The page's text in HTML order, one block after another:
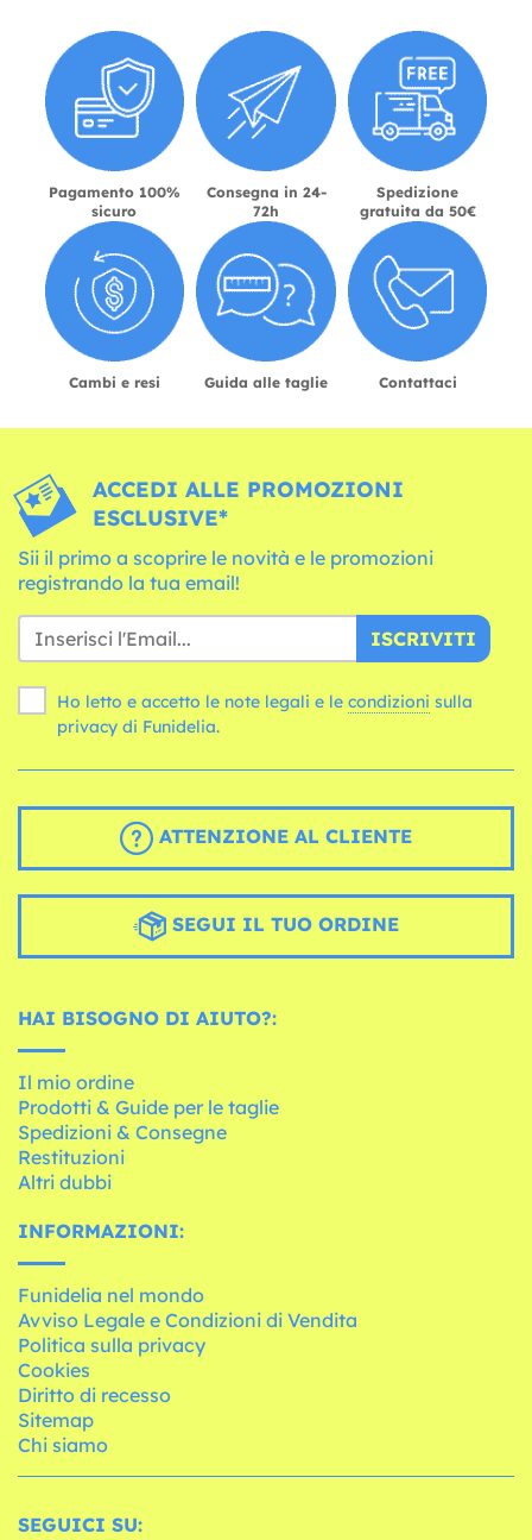
Pagamento 100%
sicuro
Consegna in 24-
72h
Spedizione
gratuita da 50€
Cambi e resi Guida alle taglie Contattaci
ACCEDI ALLE PROMOZIONI
ESCLUSIVE*
Sii il primo a scoprire le novità e le promozioni
registrando la tua email!
ISCRIVITI
Ho letto e accetto le note legali e le condizioni
privacy di Funidelia.
ATTENZIONE AL CLIENTE
SEGUI IL TUO ORDINE
HAI BISOGNO DI AIUTO?:
Il mio ordine
Prodotti & Guide per le taglie
Spedizioni & Consegne
Restituzioni
Altri dubbi
INFORMAZIONI:
Funidelia nel mondo
Avviso Legale e Condizioni di Vendita
Politica sulla privacy
Cookies
Diritto di recesso
Sitemap
Chi siamo
SEGUICI SU: